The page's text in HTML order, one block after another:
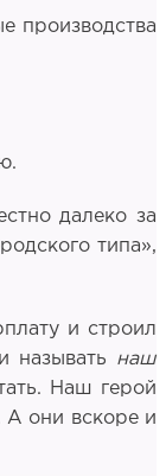
производства
далеко за
типа»,
и строил
называть наш
Наш герой
А они вскоре и